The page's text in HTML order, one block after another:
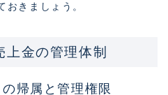
おきましょう。
金の管理体制
帰属と管理権限